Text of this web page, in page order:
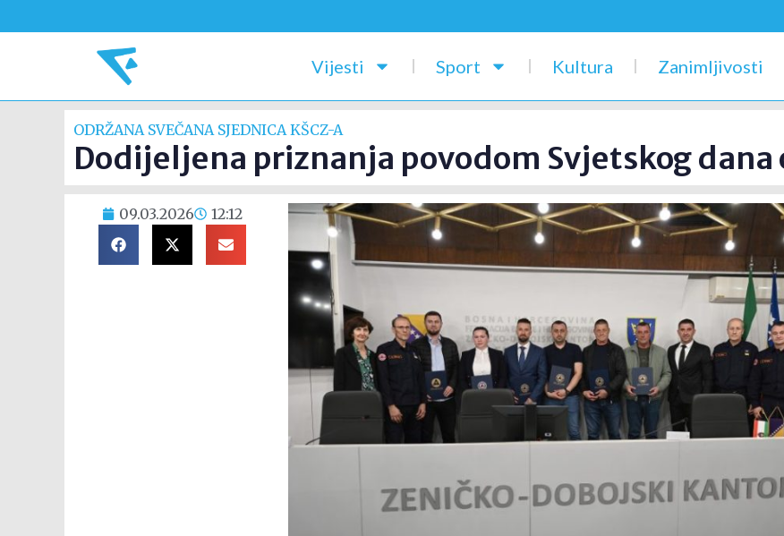
Vijesti Sport Kultura Zanimljivosti
ODRŽANA SVEČANA SJEDNICA KŠCZ-A
Dodijeljena priznanja povodom Svjetskog
09.03.2026 12:12